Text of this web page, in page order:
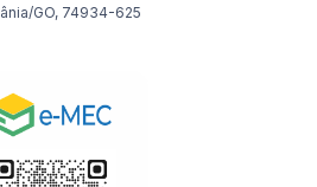
GO, 74934-625